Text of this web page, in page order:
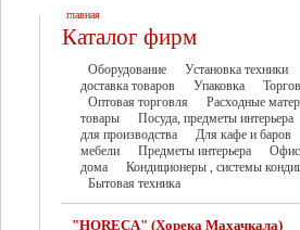
главная
Каталог фирм
Оборудование Установка техники
доставка товаров
Упаковка
Оптовая торговля
Расходные
товары
Посуда, предметы интерьера
для производства
Для кафе и баров
мебели
Предметы интерьера
дома
Кондиционеры , системы
Бытовая техника
"HORECA" (Хорека Махачкала)